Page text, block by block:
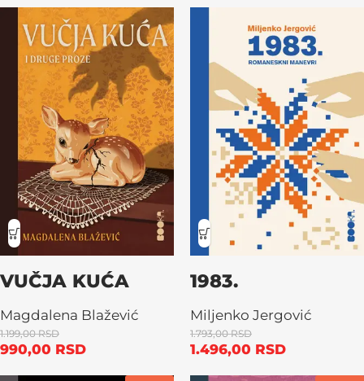
VUČJA KUĆA
Magdalena Blažević
1.199,00RSD
990,00 RSD
1983.
Miljenko Jergović
1.793,00RSD
1.496,00 RSD